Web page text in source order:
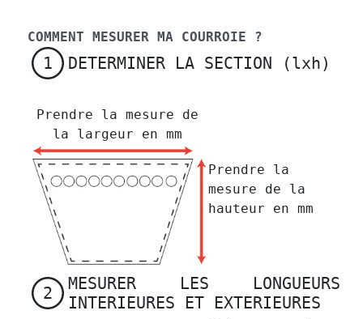
COMMENT MESURER MA COURROIE ?
1 DETERMINER LA SECTION (lxh)
Prendre la mesure de
la largeur en mm
Prendre la
mesure de la
hauteur en mm
2
MESURER LES LONGUEURS
INTERIEURES ET EXTERIEURES